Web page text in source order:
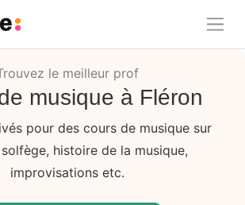
le meilleur prof
musique à Fléron
pour des cours de musique sur
histoire de la musique,
improvisations etc.